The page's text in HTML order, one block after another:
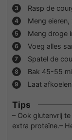
Rasp de
Meng
Meng droge
Voeg alles
Spatel de
Bak 45-55
Laat
Tips
– Ook glutenvrij
extra proteïne.–